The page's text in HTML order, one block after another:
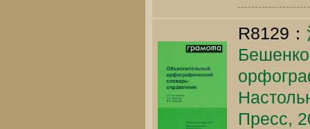
R8129：
Пресс,